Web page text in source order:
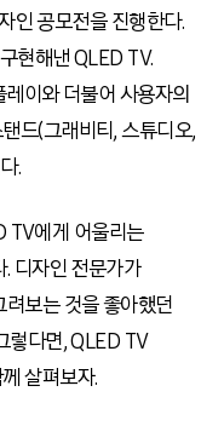
인 공모전을 진행한다.
현해낸 QLED TV.
이와 더불어 사용자의
드(그래비티, 스튜디오,
.
TV에게 어울리는
디자인 전문가가
보는 것을 좋아했던
렇다면, QLED TV
살펴보자.